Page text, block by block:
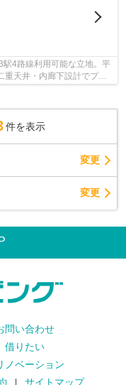
4路線利用可能な立地。平
天井・内廊下設計でプラ
リテ...
件を表示
変更
変更
問い合わせ
借りたい
ノベーション
サイトマップ